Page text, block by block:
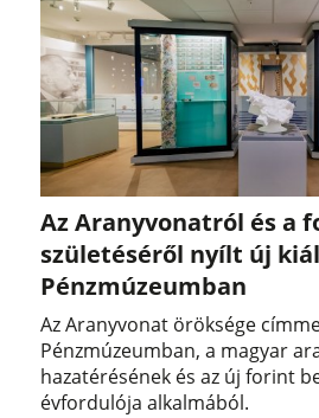
Az Aranyvonatról és a
születéséről nyílt új
Pénzmúzeumban
Az Aranyvonat öröksége
Pénzmúzeumban, a magyar
hazatérésének és az új forint
évfordulója alkalmából.